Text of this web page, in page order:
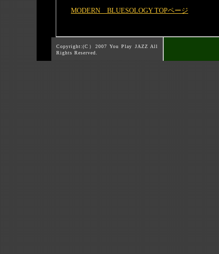
MODERN BLUESOLOGY TOPページ
Copyright:(C）2007 You Play JAZZ All
Rights Reserved.